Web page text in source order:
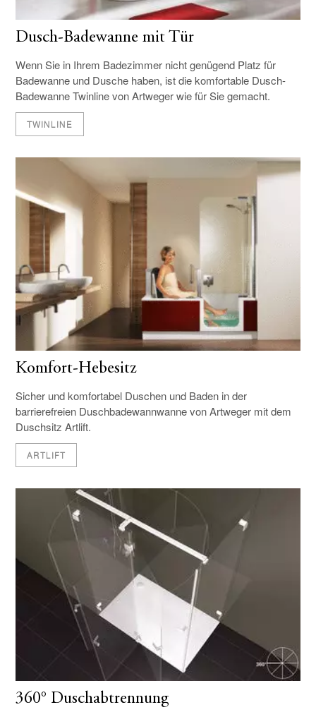
Dusch-Badewanne mit Tür
Wenn Sie in Ihrem Badezimmer nicht genügend Platz für
Badewanne und Dusche haben, ist die komfortable Dusch-
Badewanne Twinline von Artweger wie für Sie gemacht.
TWINLINE
Komfort-Hebesitz
Sicher und komfortabel Duschen und Baden in der
barrierefreien Duschbadewannwanne von Artweger mit dem
Duschsitz Artlift.
ARTLIFT
360° Duschabtrennung